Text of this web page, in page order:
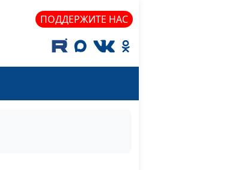
ПОДДЕРЖИТЕ НАС
Анна Щукина,
педагог-психолог
Анна Богатская,
Анна Щукина,
#688
Анна Богатская,
#687